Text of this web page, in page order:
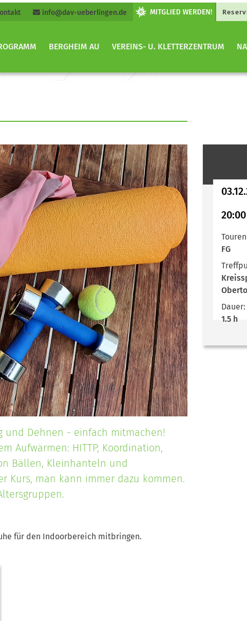
info@dav-ueberlingen.de
BERGHEIM AU VEREINS- U. KLETTERZENTRUM
und Dehnen - einfach mitmachen!
Aufwärmen: HITTP, Koordination,
Bällen, Kleinhanteln und
Kurs, man kann immer dazu kommen.
für den Indoorbereich mitbringen.
FG
Dauer:
1.5 h